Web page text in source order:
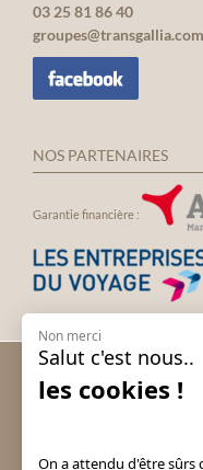
03 25 81 86 40
groupes@transgallia.com
NOS PARTENAIRES
Garantie financière :
Voyage groupe Espagne
Non merci
Salut c'est nous..
les cookies !
On a attendu d'être sûrs